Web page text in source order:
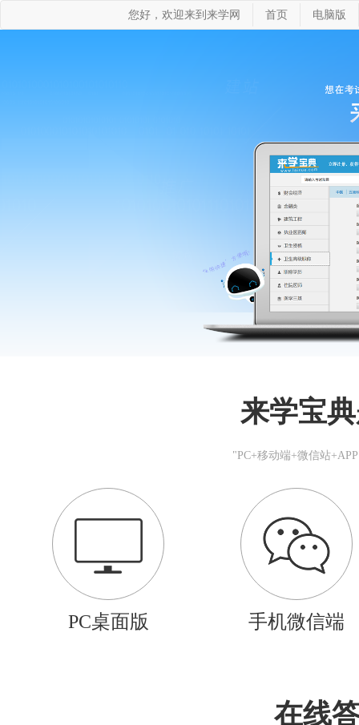
您好，欢迎来到来学网 首页 电脑版
来学宝
"PC+移动端+微信站
PC桌面版 手机微信端
在线